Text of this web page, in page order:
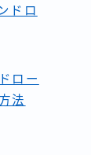
ドロ
ロー
法